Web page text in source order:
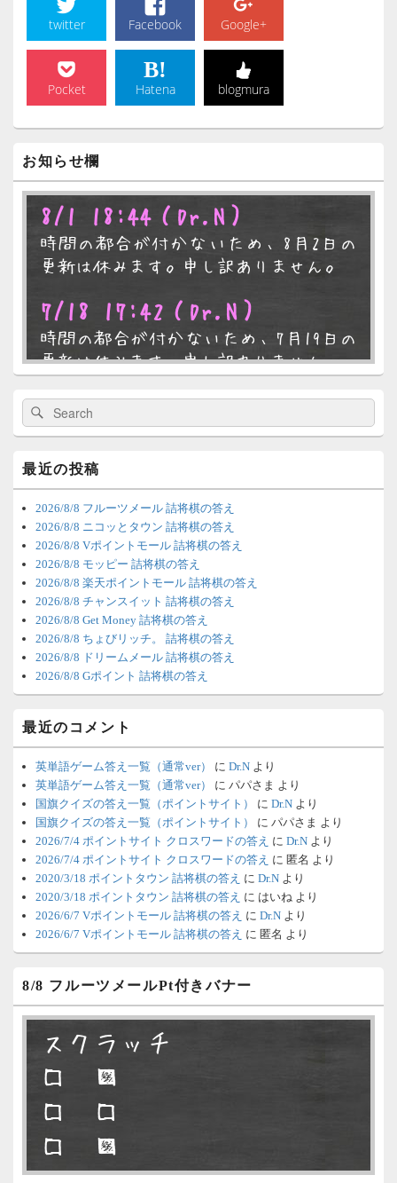
twitter Facebook Google+
Pocket Hatena blogmura
イ
ン
エ
ア
お知らせ欄
8/1 18:44 （Dr.N）
時間の都合が付かないため、8月2日の
更新は休みます。申し訳ありません。
7/18 17:42 （Dr.N）
時間の都合が付かないため、7月19日の
更新は休みます。申し訳ありません。
7/4 18:54（Dr.N）
時間の都合が付かないため、7月5日の
6/22 2:12 （Dr.N）
ちょびリッチが10：00までメンテナン
スとのことなので、本日分の更新は難
しいかもしれません。
6/20 18:45（Dr.N）
明日、6月21日分の更新は昼頃になって
しまいそうです。申し訳ございませ
ん。
6/18 1:39
時間の都合が付かないため、6月18日の
更新は休みます。申し訳ありません。
6/8 4:39（Dr.N）
Vポイントモールが6：00までメンテナ
ンスとのことなので、本日分の更新は
難しいかもしれません。
6/6 18:51（Dr.N）
明日、6月7日分の更新は昼頃になって
ん。
6/2 10:04
ました。
6/2 2:22
検
索:
検
索
最近の投稿
2026/8/8 フルーツメール 詰将棋の答え
2026/8/8 ニコッとタウン 詰将棋の答え
2026/8/8 Vポイントモール 詰将棋の答え
2026/8/8 モッピー 詰将棋の答え
2026/8/8 楽天ポイントモール 詰将棋の答え
2026/8/8 チャンスイット 詰将棋の答え
2026/8/8 Get Money 詰将棋の答え
2026/8/8 ちょびリッチ。 詰将棋の答え
2026/8/8 ドリームメール 詰将棋の答え
2026/8/8 Gポイント 詰将棋の答え
最近のコメント
英単語ゲーム答え一覧（通常ver） に Dr.N より
英単語ゲーム答え一覧（通常ver）
に パパさま より
国旗クイズの答え一覧（ポイントサイト）
に Dr.N より
国旗クイズの答え一覧（ポイントサイト）
に パパさま より
2026/7/4 ポイントサイト クロスワードの答え に Dr.N より
2026/7/4 ポイントサイト クロスワードの答え に 匿名 より
2020/3/18 ポイントタウン 詰将棋の答え に Dr.N より
2020/3/18 ポイントタウン 詰将棋の答え に はいね より
2026/6/7 Vポイントモール 詰将棋の答え に Dr.N より
2026/6/7 Vポイントモール 詰将棋の答え に 匿名 より
8/8 フルーツメールPt付きバナー
スクラッチ
□ ■
□ □
□ ■